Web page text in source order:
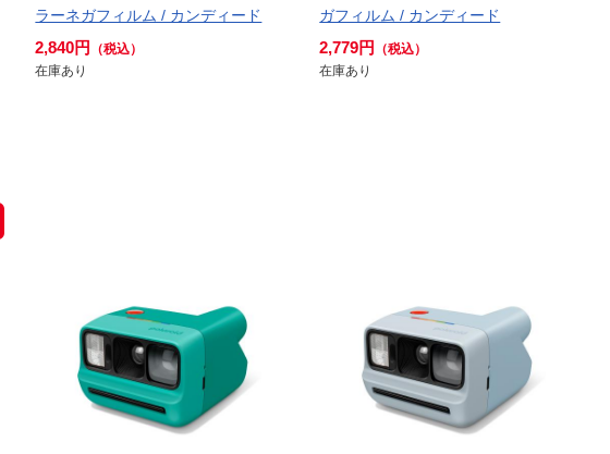
ラーネガフィルム / カンディード
2,840円
（税込）
在庫あり
ガフィルム / カンディード
2,779円
（税込）
在庫あり